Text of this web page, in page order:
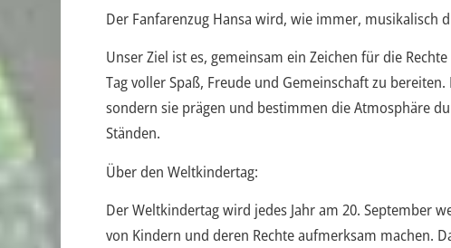
Der Fanfarenzug Hansa wird, wie immer, musikalisch
Unser Ziel ist es, gemeinsam ein Zeichen für die
Tag voller Spaß, Freude und Gemeinschaft zu
sondern sie prägen und bestimmen die Atmosphäre
Ständen.
Über den Weltkindertag:
Der Weltkindertag wird jedes Jahr am 20. September
von Kindern und deren Rechte aufmerksam machen.